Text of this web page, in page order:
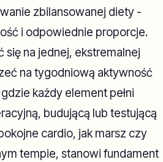
zbilansowanej diety -
i odpowiednie proporcje.
się na jednej, ekstremalnej
na tygodniową aktywność
każdy element pełni
budującą lub testującą
cardio, jak marsz czy
tempie, stanowi fundament